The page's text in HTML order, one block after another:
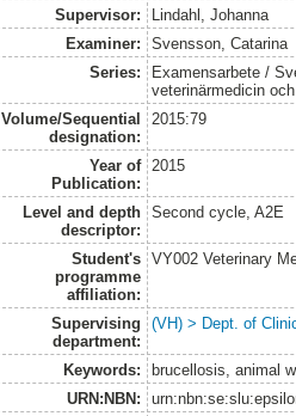
Supervisor:
Lindahl, Johanna
Examiner:
Svensson, Catarina
Series:
Examensarbete /
veterinärmedicin
Volume/Sequential
designation:
2015:79
Year of
Publication:
2015
Level and depth
descriptor:
Second cycle, A2E
Student's
programme
affiliation:
VY002 Veterinary
Supervising
department:
(VH) > Dept. of
Keywords:
brucellosis, animal
URN:NBN: